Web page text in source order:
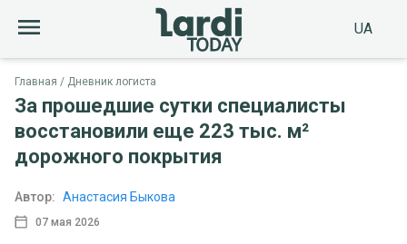
UA
Главная Дневник логиста
За прошедшие сутки специалисты
восстановили еще 223 тыс. м²
дорожного покрытия
07 мая 2026
Автор: Анастасия Быкова